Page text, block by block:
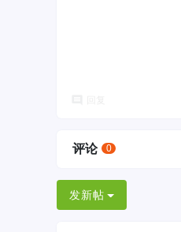
评论 0
发新帖